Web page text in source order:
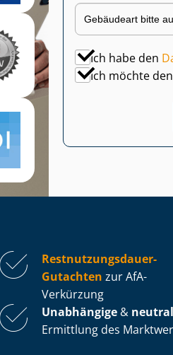
Ich habe den
Ich möchte
Rest­nut­zungs­dau­er-
Gutachten zur AfA-
Verkürzung
Unabhängige &
Ermittlung des